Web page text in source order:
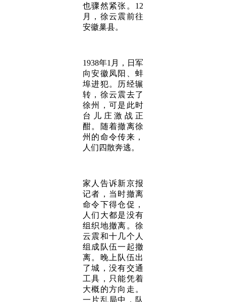
也骤然紧张。12
月，徐云震前往
安徽巢县。
1938年1月，日军
向安徽凤阳、蚌
埠进犯。历经辗
转，徐云震去了
徐州，可是此时
台儿庄激战正
酣。随着撤离徐
州的命令传来，
人们四散奔逃。
家人告诉新京报
记者，当时撤离
命令下得仓促，
人们大都是没有
组织地撤离。徐
云震和十几个人
组成队伍一起撤
离。晚上队伍出
了城，没有交通
工具，只能凭着
大概的方向走。
一片乱局中，队